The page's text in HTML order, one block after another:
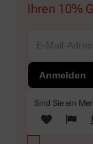
Ihren 10%
Sind Sie ein